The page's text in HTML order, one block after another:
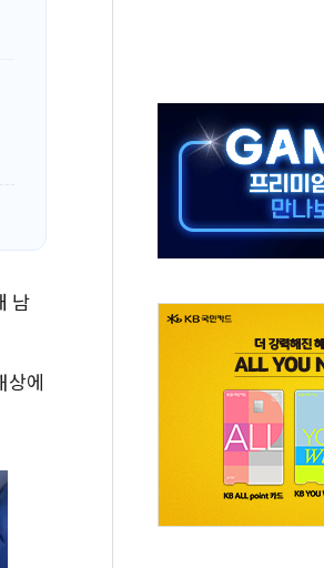
400MW 태양광 착공…여의도 1.6배 규모
남
상에